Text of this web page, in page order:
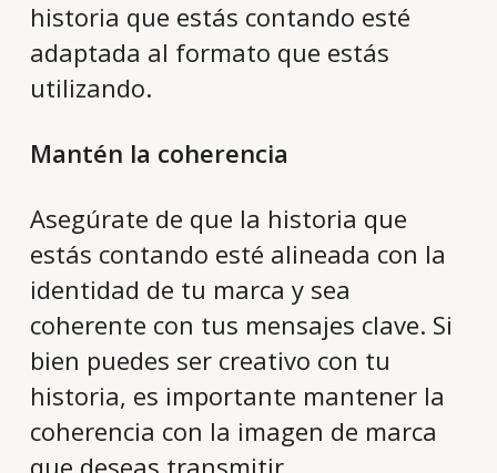
historia que estás contando esté
adaptada al formato que estás
utilizando.
Mantén la coherencia
Asegúrate de que la historia que
estás contando esté alineada con la
identidad de tu marca y sea
coherente con tus mensajes clave. Si
bien puedes ser creativo con tu
historia, es importante mantener la
coherencia con la imagen de marca